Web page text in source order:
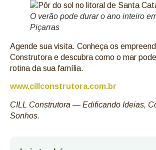
O verão pode durar o ano inteiro
Piçarras
Agende sua visita. Conheça os
Construtora e descubra como o mar
rotina da sua família.
www.cillconstrutora.com.br
CILL Construtora — Edificando Ideias,
Sonhos.